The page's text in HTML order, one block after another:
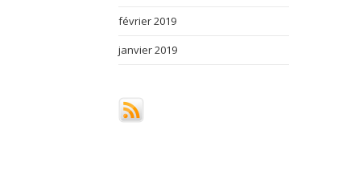
février 2019
janvier 2019